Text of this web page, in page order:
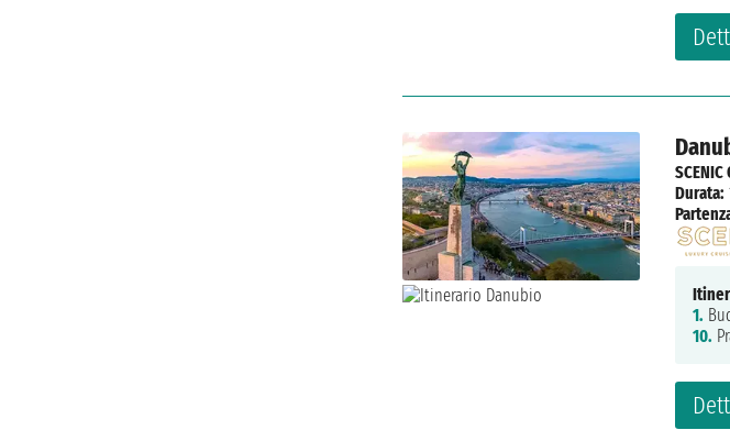
SCENIC
Durata:
1.
10.